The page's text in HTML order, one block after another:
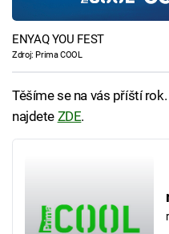
ENYAQ YOU FEST
Zdroj: Prima COOL
Těšíme se na vás příští
najdete ZDE.